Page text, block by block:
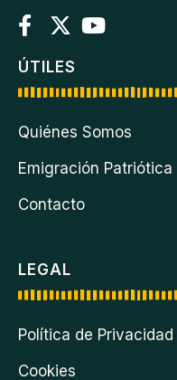
ÚTILES
Quiénes Somos
Emigración Patriótica
Contacto
LEGAL
Política de Privacidad
Cookies